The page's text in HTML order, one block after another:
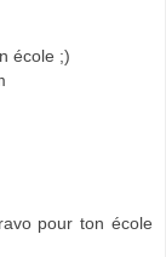
école ;)
pour ton école